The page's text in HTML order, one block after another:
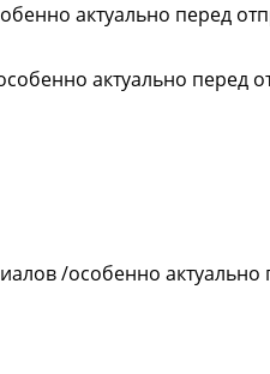
актуально перед
актуально перед
/особенно